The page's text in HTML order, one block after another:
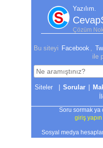
Yazılım.
Çözüm
Bu siteyi Facebook
ile
| Sorular |
Soru sormak ya
giriş yapın
Sosyal medya